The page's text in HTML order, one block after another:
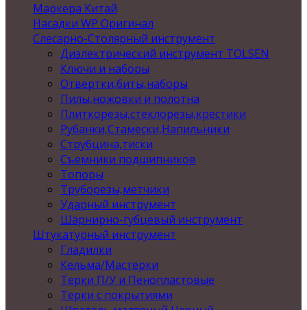
Маркера Китай
Насадки WP Оригинал
Слесарно-Столярный инструмент
Диэлектрический инструмент TOLSEN
Ключи и наборы
Отвертки,биты,наборы
Пилы,ножовки и полотна
Плиткорезы,стеклорезы,крестики
Рубанки,Стамески,Напильники
Струбцина,тиски
Съемники подшипников
Топоры
Труборезы,метчики
Ударный инструмент
Шарнирно-губцевый инструмент
Штукатурный инструмент
Гладилки
Кельма/Мастерки
Терки П/У и Пенопластовые
Терки с покрытиями